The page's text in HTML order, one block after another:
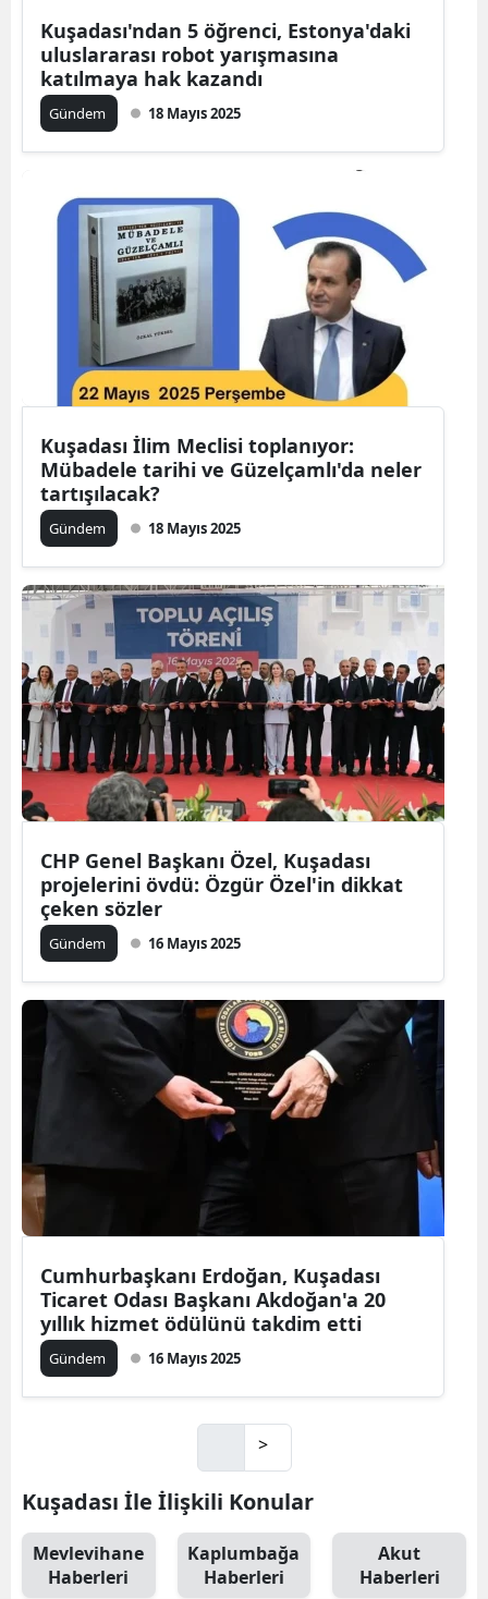
Kuşadası'ndan 5 öğrenci, Estonya'daki
uluslararası robot yarışmasına
katılmaya hak kazandı
Gündem 18 Mayıs 2025
Kuşadası İlim Meclisi toplanıyor:
Mübadele tarihi ve Güzelçamlı'da neler
tartışılacak?
Gündem 18 Mayıs 2025
CHP Genel Başkanı Özel, Kuşadası
projelerini övdü: Özgür Özel'in dikkat
çeken sözler
Gündem 16 Mayıs 2025
Cumhurbaşkanı Erdoğan, Kuşadası
Ticaret Odası Başkanı Akdoğan'a 20
yıllık hizmet ödülünü takdim etti
Gündem 16 Mayıs 2025
>
Kuşadası İle İlişkili Konular
Mevlevihane
Haberleri
Kaplumbağa
Haberleri
Akut
Haberleri